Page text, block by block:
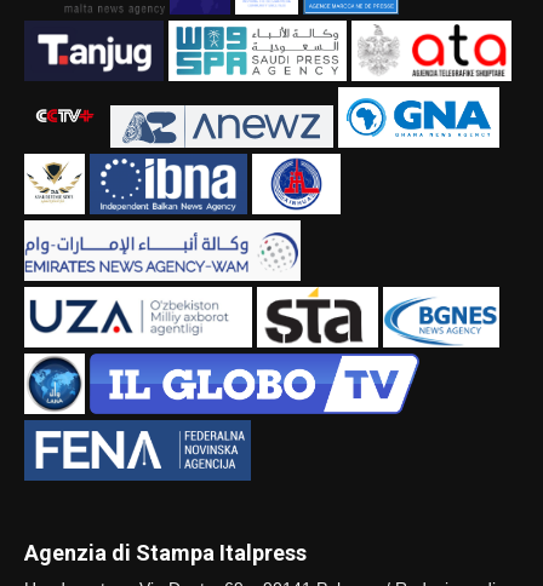
Agenzia di Stampa Italpress